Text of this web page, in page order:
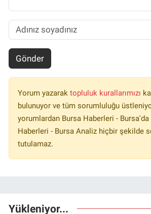
Gönder
Yorum yazarak topluluk kurallarımızı
bulunuyor ve tüm sorumluluğu
yorumlardan Bursa Haberleri -
Haberleri - Bursa Analiz hiçbir şekilde
tutulamaz.
Yükleniyor...